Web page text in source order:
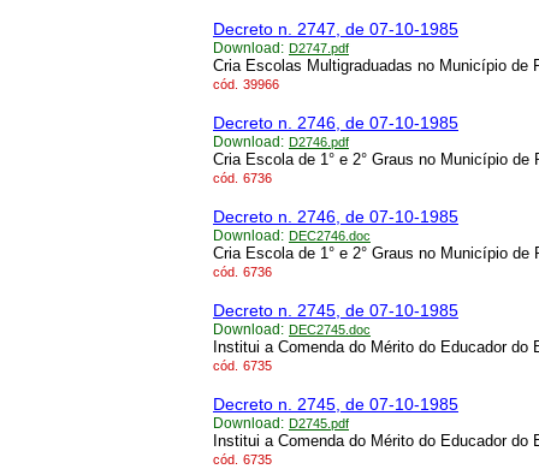
Decreto n. 2747, de 07-10-1985
Download: D2747.pdf
Cria Escolas Multigraduadas no Município de
cód. 39966
Decreto n. 2746, de 07-10-1985
Download: D2746.pdf
Cria Escola de 1° e 2° Graus no Município de
cód. 6736
Decreto n. 2746, de 07-10-1985
Download: DEC2746.doc
Cria Escola de 1° e 2° Graus no Município de
cód. 6736
Decreto n. 2745, de 07-10-1985
Download: DEC2745.doc
Institui a Comenda do Mérito do Educador do
cód. 6735
Decreto n. 2745, de 07-10-1985
Download: D2745.pdf
Institui a Comenda do Mérito do Educador do
cód. 6735